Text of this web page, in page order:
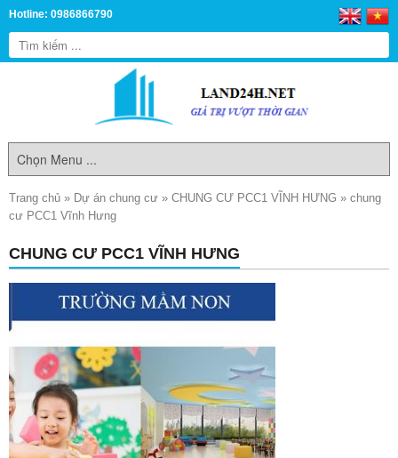
Hotline: 0986866790
Trang chủ » Dự án chung cư » CHUNG CƯ PCC1 VĨNH HƯNG » chung
cư PCC1 Vĩnh Hưng
CHUNG CƯ PCC1 VĨNH HƯNG